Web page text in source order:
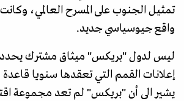
تمثيل الجنوب على المسرح العالمي،
واقع جيوسياسي جديد.
ليس لدول "بريكس" ميثاق مشترك
إعلانات القمم التي تعقدها سنويا
يشير الى أن "بريكس" لم تعد مجموعة